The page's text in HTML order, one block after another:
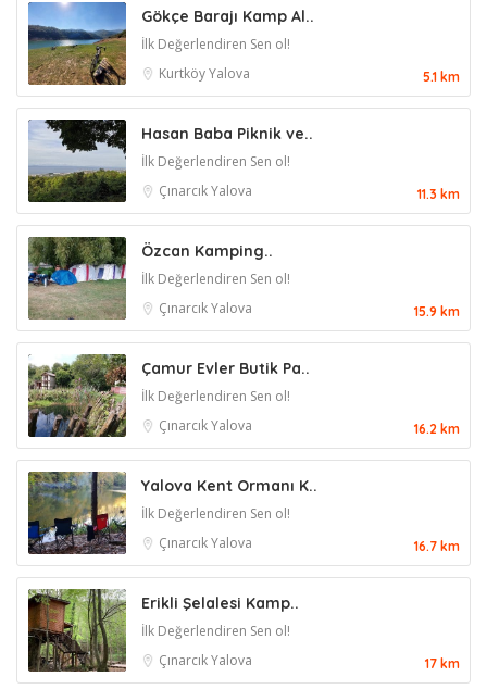
Gökçe Barajı Kamp Al..
İlk Değerlendiren Sen ol!
KurtköyYalova 5.1 km
Hasan Baba Piknik ve..
İlk Değerlendiren Sen ol!
ÇınarcıkYalova 11.3 km
Özcan Kamping..
İlk Değerlendiren Sen ol!
ÇınarcıkYalova 15.9 km
Çamur Evler Butik Pa..
İlk Değerlendiren Sen ol!
ÇınarcıkYalova 16.2 km
Yalova Kent Ormanı K..
İlk Değerlendiren Sen ol!
ÇınarcıkYalova 16.7 km
Erikli Şelalesi Kamp..
İlk Değerlendiren Sen ol!
ÇınarcıkYalova 17 km